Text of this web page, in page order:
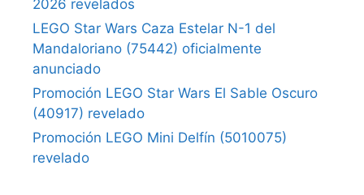
2026 revelados
LEGO Star Wars Caza Estelar N-1 del
Mandaloriano (75442) oficialmente
anunciado
Promoción LEGO Star Wars El Sable Oscuro
(40917) revelado
Promoción LEGO Mini Delfín (5010075)
revelado